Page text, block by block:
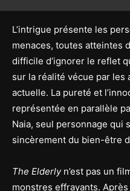
L’intrigue présente les
menaces, toutes atteintes
difficile d’ignorer le reflet
sur la réalité vécue par les
actuelle. La pureté et
représentée en parallèle
Naia, seul personnage qui
sincèrement du bien-être
The Elderlyn’est pas un
monstres effrayants.